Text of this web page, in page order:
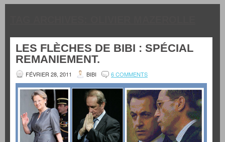
LES FLÈCHES DE BIBI : SPÉCIAL
REMANIEMENT.
FÉVRIER 28, 2011 BIBI 6 COMMENTS